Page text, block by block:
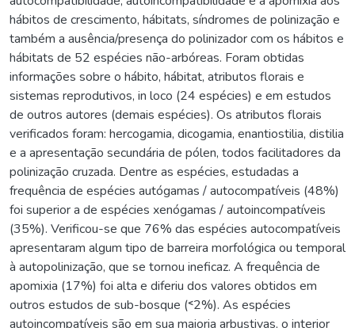
hábitos de crescimento, hábitats, síndromes de polinização e
também a ausência/presença do polinizador com os hábitos e
hábitats de 52 espécies não-arbóreas. Foram obtidas
informações sobre o hábito, hábitat, atributos florais e
sistemas reprodutivos, in loco (24 espécies) e em estudos
de outros autores (demais espécies). Os atributos florais
verificados foram: hercogamia, dicogamia, enantiostilia, distilia
e a apresentação secundária de pólen, todos facilitadores da
polinização cruzada. Dentre as espécies, estudadas a
frequência de espécies autógamas / autocompatíveis (48%)
foi superior a de espécies xenógamas / autoincompatíveis
(35%). Verificou-se que 76% das espécies autocompatíveis
apresentaram algum tipo de barreira morfológica ou temporal
à autopolinização, que se tornou ineficaz. A frequência de
apomixia (17%) foi alta e diferiu dos valores obtidos em
outros estudos de sub-bosque (˂2%). As espécies
autoincompatíveis são em sua maioria arbustivas, o interior